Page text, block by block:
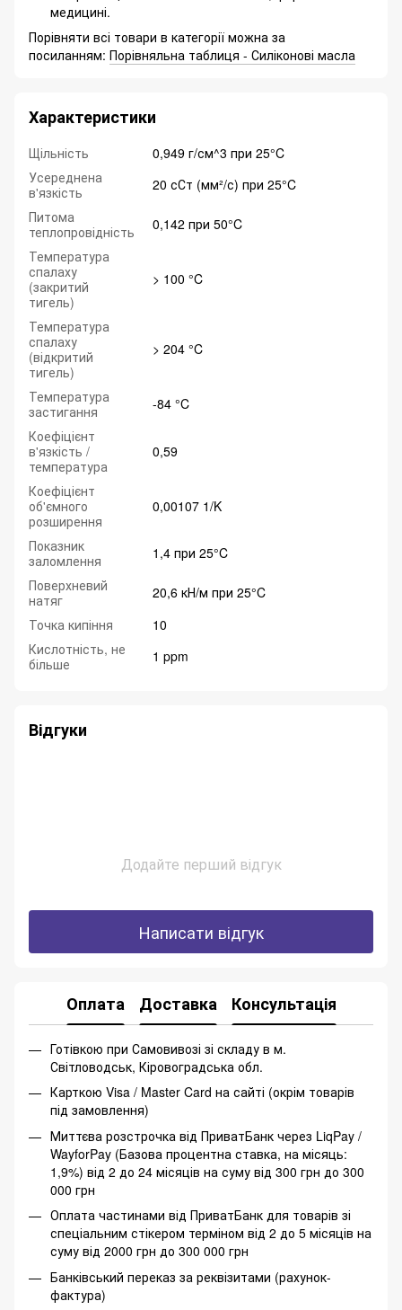
медицині.
Порівняти всі товари в категорії можна за
посиланням: Порівняльна таблиця - Силіконові масла
Характеристики
Щільність
0,949 г/см^3 при 25°C
Усереднена
в'язкість
20 сСт (мм²/с) при 25°C
Питома
теплопровідність
0,142 при 50°C
Температура
спалаху
(закритий
тигель)
> 100 °C
Температура
спалаху
(відкритий
тигель)
> 204 °C
Температура
застигання
-84 °C
Коефіцієнт
в'язкість /
температура
0,59
Коефіцієнт
об'ємного
розширення
0,00107 1/K
Показник
заломлення
1,4 при 25°C
Поверхневий
натяг
20,6 кН/м при 25°C
Точка кипіння
10
Кислотність, не
більше
1 ppm
Відгуки
Додайте перший відгук
Написати відгук
Оплата Доставка Консультація
Готівкою при Самовивозі зі складу в м.
Світловодськ, Кіровоградська обл.
Карткою Visa / Master Card на сайті (окрім товарів
під замовлення)
Миттєва розстрочка від ПриватБанк через LiqPay /
WayforPay (Базова процентна ставка, на місяць:
1,9%) від 2 до 24 місяців на суму від 300 грн до 300
000 грн
Оплата частинами від ПриватБанк для товарів зі
спеціальним стікером терміном від 2 до 5 місяців на
суму від 2000 грн до 300 000 грн
Банківський переказ за реквізитами (рахунок-
фактура)